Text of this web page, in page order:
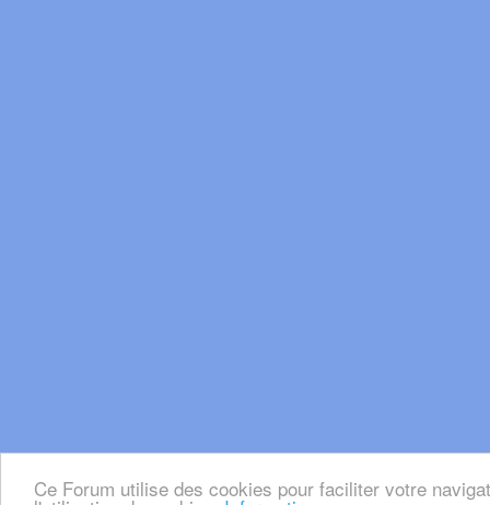
Ce Forum utilise des cookies pour faciliter votre